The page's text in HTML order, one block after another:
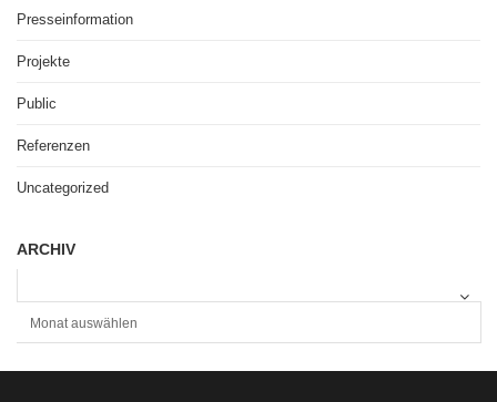
Presseinformation
Projekte
Public
Referenzen
Uncategorized
ARCHIV
C
H